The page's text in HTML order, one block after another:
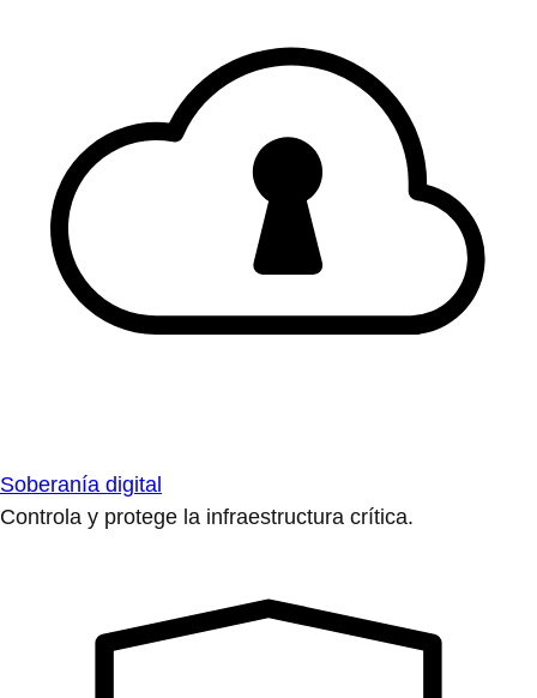
Soberanía digital
Controla y protege la infraestructura crítica.